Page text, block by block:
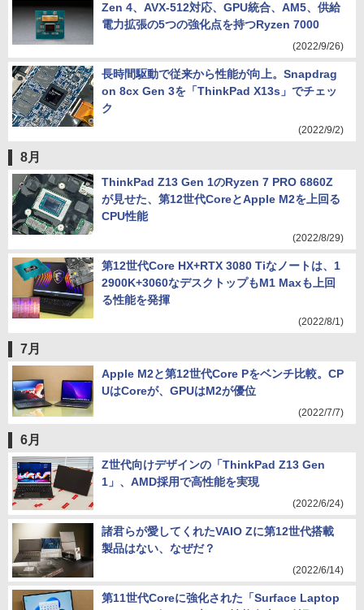
Zen 4、AVX-512対応、GPU統合、AM5、供給
電力拡張の5つの強化点を持つRyzen 7000
(2022/9/26)
長時間駆動で従来から性能が向上。Snapdrag
on 8cx Gen 3を「ThinkPad X13s」でチェッ
ク
(2022/9/2)
8月
ThinkPad Z13 Gen 1のRyzen 7 PRO 6860Z
が見せた、第12世代CoreとApple M2を上回る
CPU性能
(2022/8/29)
第12世代Core HX+RTX 3080 Tiなノートは、1
2900K+3060なデスクトップもM1 Maxも上回
る性能を発揮
(2022/8/1)
7月
Apple M2と第12世代Core Pをベンチ比較。CP
UはCoreが、GPUはM2が優位
(2022/7/7)
6月
Z世代向けデザインの「ThinkPad Z13 Gen
1」、AMD採用で高性能を実現
(2022/6/24)
諸君らが愛してくれたVAIO Zに第12世代搭載
製品はない、なぜだ？
(2022/6/14)
第11世代Coreに強化された「Surface Laptop